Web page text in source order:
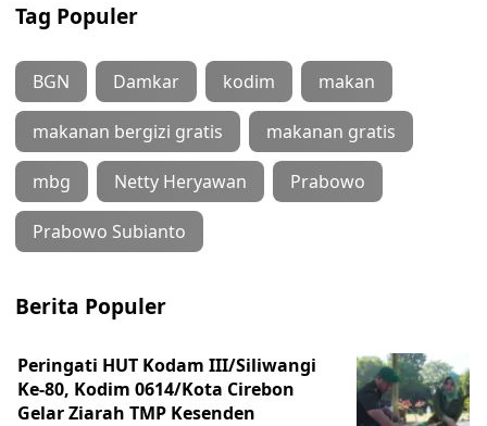
Tag Populer
BGN Damkar kodim makan
makanan bergizi gratis makanan gratis
mbg Netty Heryawan Prabowo
Prabowo Subianto
Berita Populer
Peringati HUT Kodam III/Siliwangi
Ke-80, Kodim 0614/Kota Cirebon
Gelar Ziarah TMP Kesenden